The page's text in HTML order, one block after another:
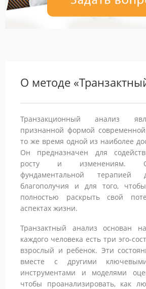
О методе
Транзакционный анализ
признанной формой
то же время одной из наиболее
Он предназначен для
росту и изменениям.
фундаментальной терапией
благополучия и для того,
полностью раскрыть свой
аспектах жизни.
Транзактный анализ основан
каждого человека есть три эго-
взрослый и ребенок. Эти
вместе с другими
инструментами и моделями
чтобы проанализировать, как